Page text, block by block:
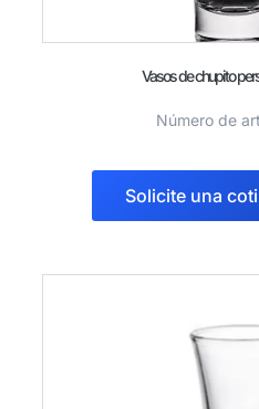
Vasos de chupito
Número de
Solicite una